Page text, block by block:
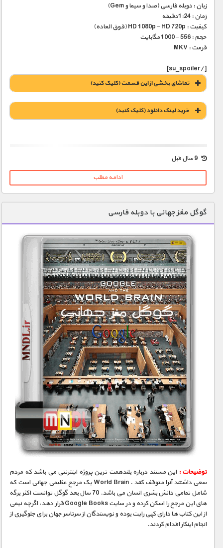
زبان : دوبله فارسی (صدا و سیما و Gem)
زمان : 1:24دقیقه
کیفیت : HD 1080p – HD 720p (فوق العاده)
حجم : 556 – 1000 مگابایت
فرمت : MKV
[/su_spoiler]
تماشای بخشی از این قسمت (کلیک کنید)
خريد لينک دانلود (کليک کنيد)
1900 تومان – خريد لينک دانلود (افزودن به سبد خريد)
ادامه مطلب
گوگل مغز جهانی با دوبله فارسی
توضیحات : این مستند درباره بلندهمت ترین پروژه اینترنتی می باشد که مردم
سعی داشتند آنرا متوقف کنند . World Brain یک مرجع عظیمی جهانی است که
شامل تمامی دانش بشری انسان می باشد. 70 سال بعد گوگل توانست اکثر برگه
های این مرجع را اسکن کرده و در سایت Google Books قرار دهد، اگرچه نیمی
از این کتاب ها دارای کپی رایت بوده و نویسندگان از سرتاسر جهان برای جلوگیری از
انجام اینکار اقدام کردند.